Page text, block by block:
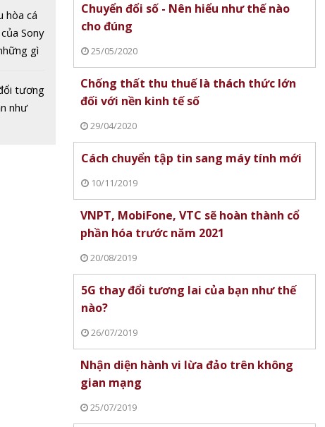
để
lên
tại
hòa cá
Sony
gì
hè
tương
như
Chuyển đổi số - Nên hiểu như thế nào
cho đúng
25/05/2020
Chống thất thu thuế là thách thức lớn
đối với nền kinh tế số
29/04/2020
Cách chuyển tập tin sang máy tính mới
10/11/2019
VNPT, MobiFone, VTC sẽ hoàn thành cổ
phần hóa trước năm 2021
20/08/2019
5G thay đổi tương lai của bạn như thế
nào?
26/07/2019
Nhận diện hành vi lừa đảo trên không
gian mạng
25/07/2019